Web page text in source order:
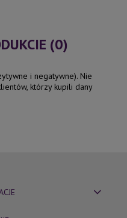
(0)
i negatywne). Nie
którzy kupili dany